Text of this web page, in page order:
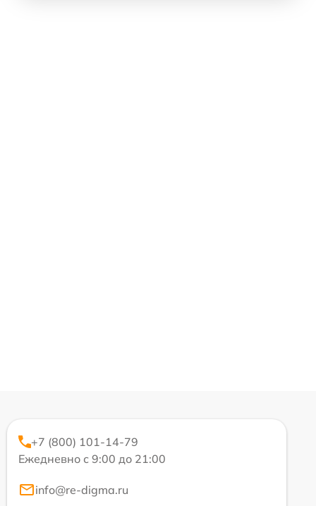
+7 (800) 101-14-79
Ежедневно с 9:00 до 21:00
info@re-digma.ru